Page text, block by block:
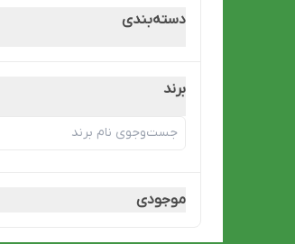
دسته‌بندی
برند
موجودی